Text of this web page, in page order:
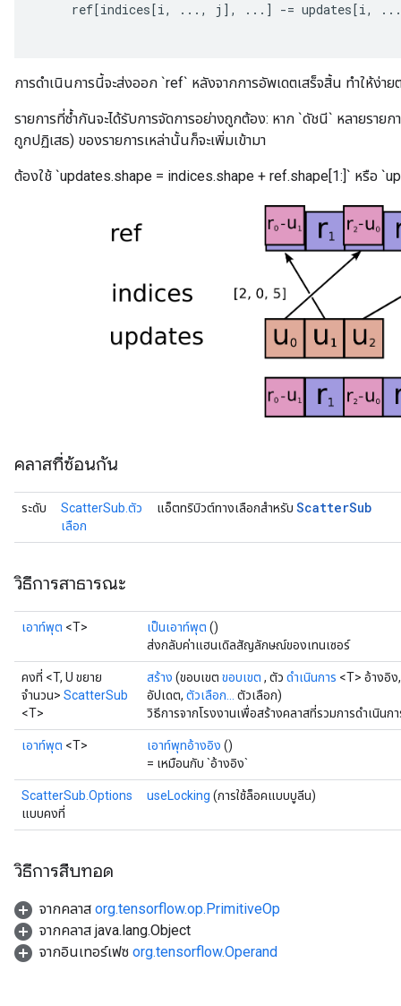
ref[indices[i, ..., j ] , ... ] -= updates[i,
การดำเนินการนี้จะส่งออก `ref` หลังจากการอัพเดตเสร็จสิ้น ทำให้ง่าย
รายการที่ซ้ำกันจะได้รับการจัดการอย่างถูกต้อง: หาก `ดัชนี` หลายรา
ถูกปฏิเสธ) ของรายการเหล่านั้นก็จะเพิ่มเข้ามา
ต้องใช้ `updates.shape = indices.shape + ref.shape[1:]` หรือ
คลาสที่ซ้อนกัน
ระดับ
ScatterSub.ตัว
เลือก
แอ็ตทริบิวต์ทางเลือกสำหรับ ScatterSub
วิธีการสาธารณะ
เอาท์พุต <T> เป็นเอาท์พุต ()
ส่งกลับค่าแฮนเดิลสัญลักษณ์ของเทนเซอร์
คงที่ <T, U ขยาย
จำนวน> ScatterSub
<T>
สร้าง (ขอบเขต ขอบเขต , ตัว ดำเนินการ <T> อ้างอิ
อัปเดต, ตัวเลือก... ตัวเลือก)
วิธีการจากโรงงานเพื่อสร้างคลาสที่รวมการดำเนินก
เอาท์พุต <T> เอาท์พุทอ้างอิง ()
= เหมือนกับ `อ้างอิง`
ScatterSub.Options
แบบคงที่
useLocking (การใช้ล็อคแบบบูลีน)
วิธีการสืบทอด
จากคลาส org.tensorflow.op.PrimitiveOp
จากคลาส java.lang.Object
จากอินเทอร์เฟซ org.tensorflow.Operand